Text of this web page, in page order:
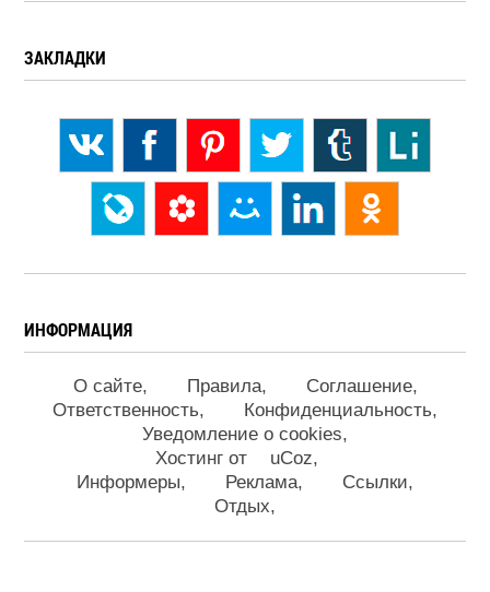
ЗАКЛАДКИ
ИНФОРМАЦИЯ
О сайте Правила
Соглашение
Ответственность
Конфиденциальность
Уведомление о cookies
Хостинг от
uCoz
Информеры
Реклама
Ссылки
Отдых